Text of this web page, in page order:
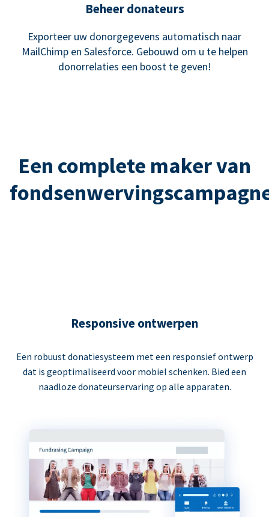
Beheer donateurs
Exporteer uw donorgegevens automatisch naar
MailChimp en Salesforce. Gebouwd om u te helpen
donorrelaties een boost te geven!
Een complete maker van
Responsive ontwerpen
Een robuust donatiesysteem met een responsief ontwerp
dat is geoptimaliseerd voor mobiel schenken. Bied een
naadloze donateurservaring op alle apparaten.